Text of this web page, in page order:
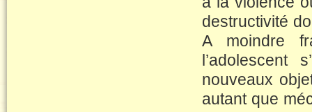
destructivité
A moindre
nouveaux
autant que